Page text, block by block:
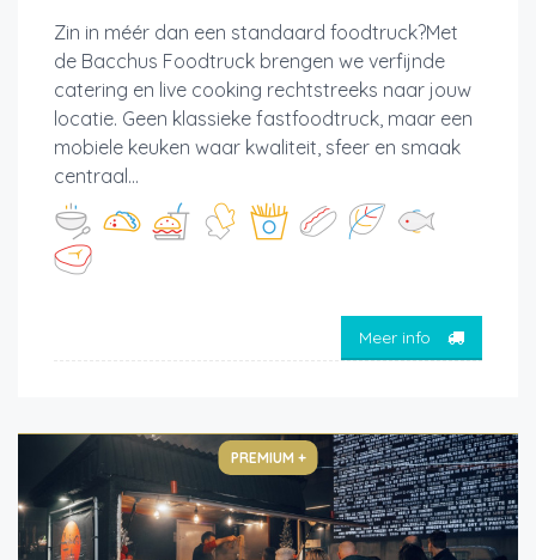
Zin in méér dan een standaard foodtruck?Met
de Bacchus Foodtruck brengen we verfijnde
catering en live cooking rechtstreeks naar jouw
locatie. Geen klassieke fastfoodtruck, maar een
mobiele keuken waar kwaliteit, sfeer en smaak
centraal...
Meer info
PREMIUM +